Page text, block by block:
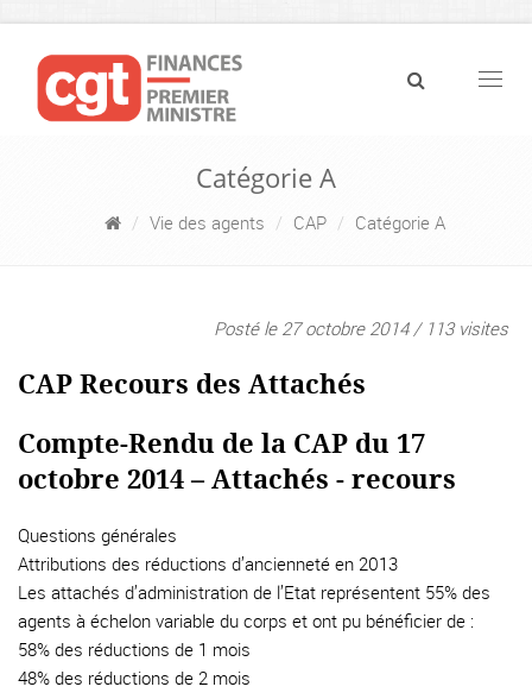
Catégorie A
Vie des agents CAP Catégorie A
Posté le 27 octobre 2014 / 113 visites
CAP Recours des Attachés
Compte-Rendu de la CAP du 17
octobre 2014 – Attachés - recours
Questions générales
Attributions des réductions d’ancienneté en 2013
Les attachés d’administration de l’Etat représentent 55% des
agents à échelon variable du corps et ont pu bénéficier de :
58% des réductions de 1 mois
48% des réductions de 2 mois